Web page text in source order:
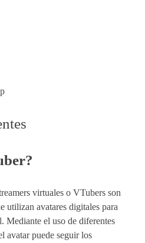
virtuales o VTubers son
utilizan avatares digitales para
Mediante el uso de diferentes
avatar puede seguir los